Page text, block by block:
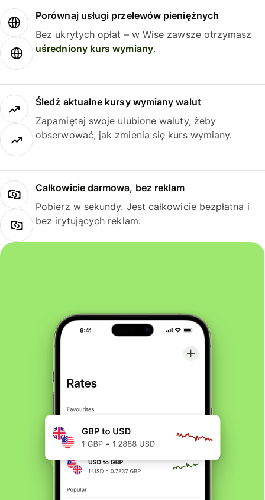
Porównaj usługi przelewów pieniężnych
Bez ukrytych opłat – w Wise zawsze otrzymasz
uśredniony kurs wymiany.
Śledź aktualne kursy wymiany walut
Zapamiętaj swoje ulubione waluty, żeby
obserwować, jak zmienia się kurs wymiany.
Całkowicie darmowa, bez reklam
Pobierz w sekundy. Jest całkowicie bezpłatna i
bez irytujących reklam.